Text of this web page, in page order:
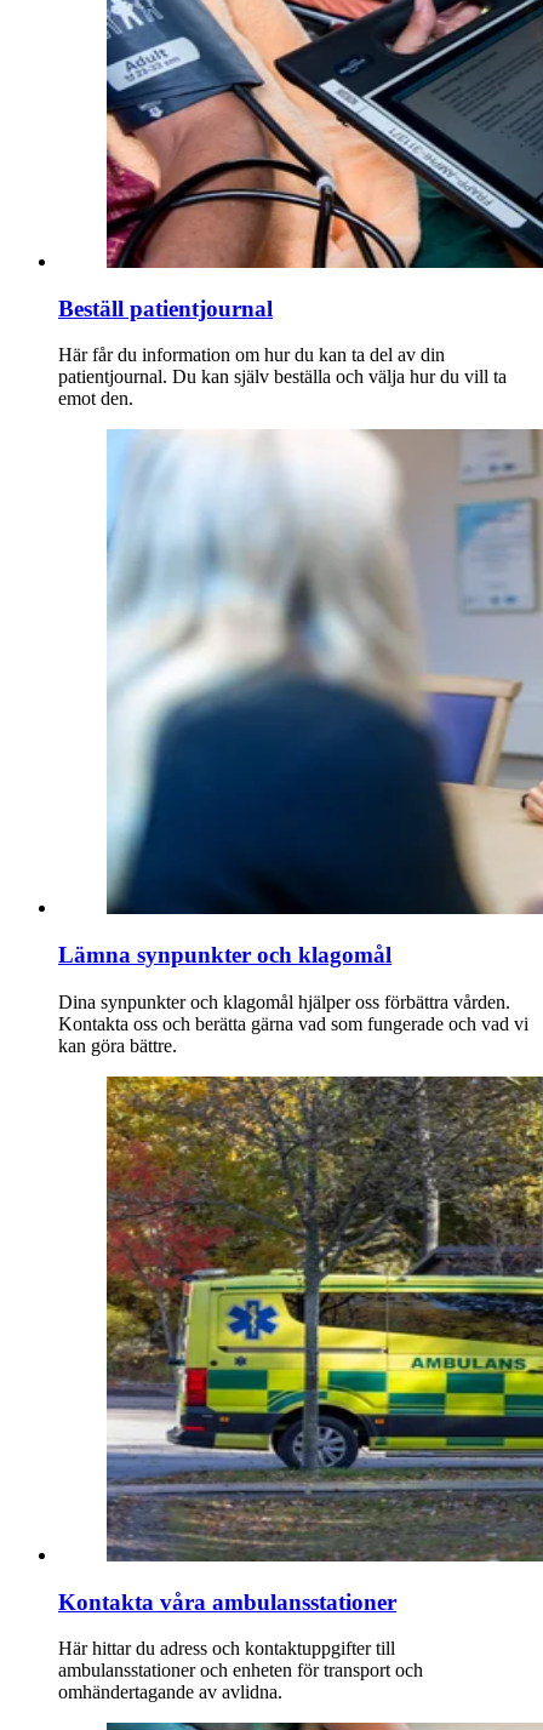
Beställ patientjournal
Här får du information om hur du kan ta del av din
patientjournal. Du kan själv beställa och välja hur du vill ta
emot den.
Lämna synpunkter och klagomål
Dina synpunkter och klagomål hjälper oss förbättra vården.
Kontakta oss och berätta gärna vad som fungerade och vad vi
kan göra bättre.
Kontakta våra ambulansstationer
Här hittar du adress och kontaktuppgifter till
ambulansstationer och enheten för transport och
omhändertagande av avlidna.